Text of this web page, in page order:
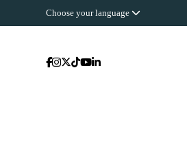
Choose your language